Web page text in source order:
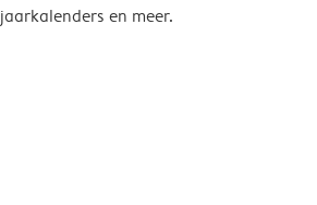
jaarkalenders en meer.